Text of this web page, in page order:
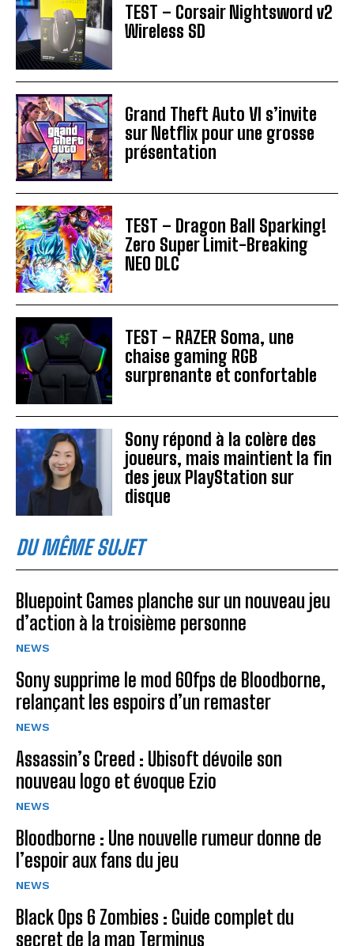
TEST – Corsair Nightsword v2
Wireless SD
Grand Theft Auto VI s’invite
sur Netflix pour une grosse
présentation
TEST – Dragon Ball Sparking!
Zero Super Limit-Breaking
NEO DLC
TEST – RAZER Soma, une
chaise gaming RGB
surprenante et confortable
Sony répond à la colère des
joueurs, mais maintient la fin
des jeux PlayStation sur
disque
DU MÊME SUJET
Bluepoint Games planche sur un nouveau jeu
d’action à la troisième personne
NEWS
Sony supprime le mod 60fps de Bloodborne,
relançant les espoirs d’un remaster
NEWS
Assassin’s Creed : Ubisoft dévoile son
nouveau logo et évoque Ezio
NEWS
Bloodborne : Une nouvelle rumeur donne de
l’espoir aux fans du jeu
NEWS
Black Ops 6 Zombies : Guide complet du
secret de la map Terminus